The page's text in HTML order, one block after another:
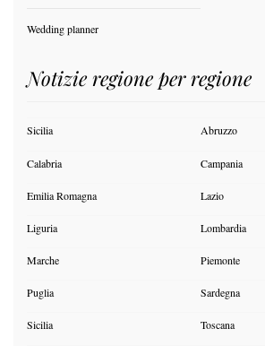
Wedding planner
Notizie regione per regione
Sicilia Abruzzo
Calabria Campania
Emilia Romagna Lazio
Liguria Lombardia
Marche Piemonte
Puglia Sardegna
Sicilia Toscana